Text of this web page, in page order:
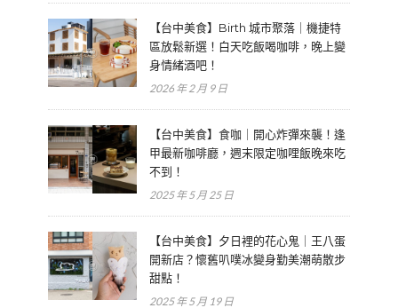
【台中美食】Birth 城市聚落｜機捷特
區放鬆新選！白天吃飯喝咖啡，晚上變
身情緒酒吧！
2026 年 2 月 9 日
【台中美食】食咖｜開心炸彈來襲！逢
甲最新咖啡廳，週末限定咖哩飯晚來吃
不到！
2025 年 5 月 25 日
【台中美食】夕日裡的花心鬼｜王八蛋
開新店？懷舊叭噗冰變身勤美潮萌散步
甜點！
2025 年 5 月 19 日